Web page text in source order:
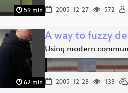
59 min 2005-12-27 572
62 min
A way to fuzzy
Using modern
2005-12-28 133